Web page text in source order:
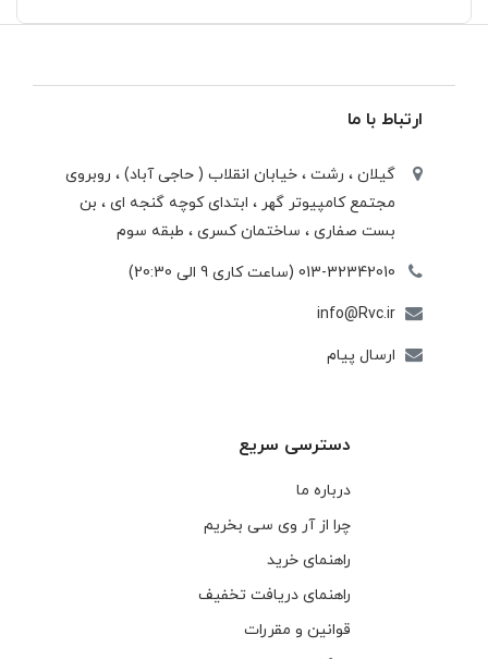
ارتباط با ما
گیلان ، رشت ، خيابان انقلاب ( حاجی آباد) ، روبروی
مجتمع كامپيوتر گهر ، ابتدای كوچه گنجه ای ، بن
بست صفاری ، ساختمان كسری ، طبقه سوم
013-32342010 (ساعت کاری 9 الی 20:30)
info@Rvc.ir
ارسال پیام
دسترسی سریع
درباره ما
چرا از آر وی سی بخریم
راهنمای خرید
راهنمای دریافت تخفیف
قوانین و مقررات